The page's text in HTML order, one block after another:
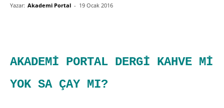
Yazar: Akademi Portal - 19 Ocak 2016
AKADEMİ PORTAL DERGİ KAHVE Mİ
YOK SA ÇAY MI?